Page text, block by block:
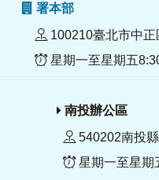
署本部
100210臺北市中
星期一至星期五
南投辦公區
540202南投
星期一至星期